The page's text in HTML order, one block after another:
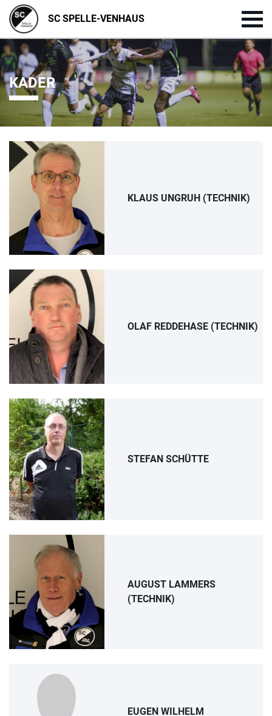
SC SPELLE-VENHAUS
KADER
KLAUS UNGRUH (TECHNIK)
OLAF REDDEHASE (TECHNIK)
STEFAN SCHÜTTE
AUGUST LAMMERS
(TECHNIK)
EUGEN WILHELM